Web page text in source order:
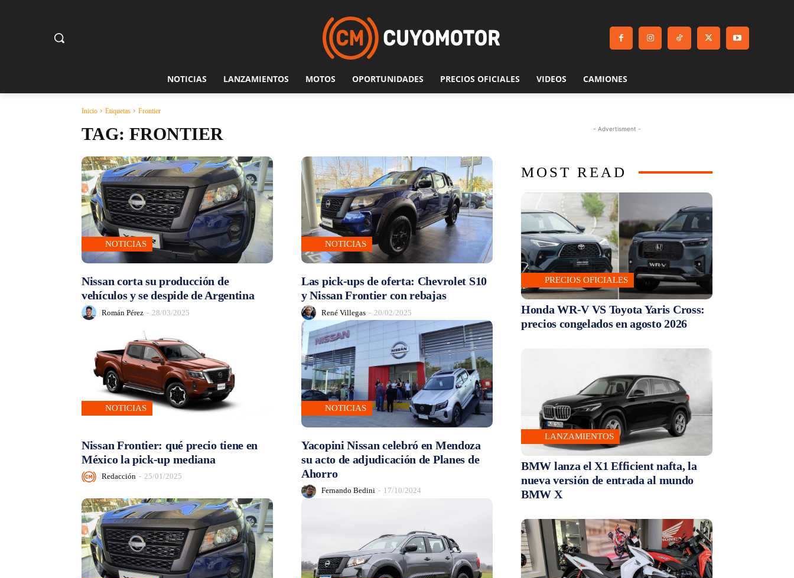
NOTICIAS LANZAMIENTOS MOTOS OPORTUNIDADES PRECIOS OFICIALES VIDEOS CAMIONES
Inicio Etiquetas Frontier
TAG: FRONTIER
NOTICIAS
Nissan corta su producción de
vehículos y se despide de Argentina
Román Pérez - 28/03/2025
NOTICIAS
Las pick-ups de oferta: Chevrolet S10
y Nissan Frontier con rebajas
René Villegas - 20/02/2025
NOTICIAS
Nissan Frontier: qué precio tiene en
México la pick-up mediana
Redacción - 25/01/2025
NOTICIAS
Yacopini Nissan celebró en Mendoza
su acto de adjudicación de Planes de
Ahorro
Fernando Bedini - 17/10/2024
- Advertisment -
MOST READ
PRECIOS OFICIALES
Honda WR-V VS Toyota Yaris Cross:
precios congelados en agosto 2026
LANZAMIENTOS
BMW lanza el X1 Efficient nafta, la
nueva versión de entrada al mundo
BMW X